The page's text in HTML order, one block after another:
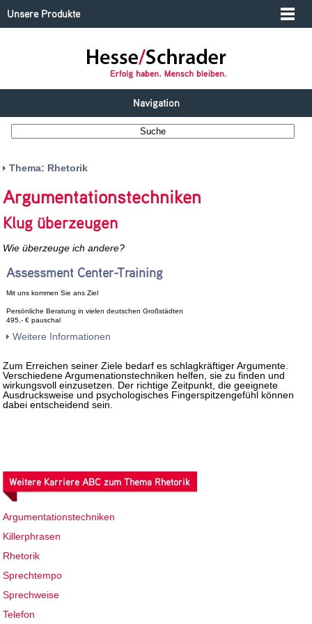
Unsere Produkte
Navigation
Thema: Rhetorik
Argumentationstechniken
Klug überzeugen
Wie überzeuge ich andere?
Assessment Center-Training
Mit uns kommen Sie ans Ziel
Persönliche Beratung in vielen deutschen Großstädten
495,- € pauschal
Weitere Informationen
Zum Erreichen seiner Ziele bedarf es schlagkräftiger Argumente.
Verschiedene Argumenationstechniken helfen, sie zu finden und
wirkungsvoll einzusetzen. Der richtige Zeitpunkt, die geeignete
Ausdrucksweise und psychologisches Fingerspitzengefühl können
dabei entscheidend sein.
Weitere Karriere ABC zum Thema Rhetorik
Argumentationstechniken
Killerphrasen
Rhetorik
Sprechtempo
Sprechweise
Telefon